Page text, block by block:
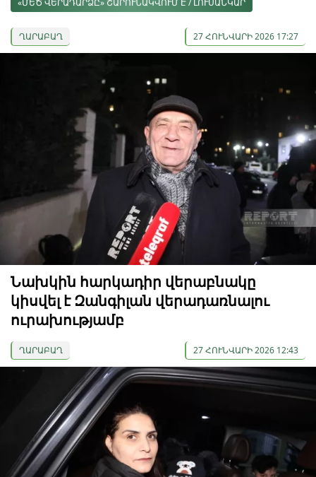
«ՄԵԾ ՎԵՐԱԴԱՐՁԸ» ՇԱՐՈՒՆԱԿՎՈՒՄ Է / ԼՈՒՍԱՆԿԱՐ
ՂԱՐԱԲԱՂ 27 ՀՈՒՆՎԱՐԻ 2026 17:27
Նախկին հարկադիր վերաբնակը
կիսվել է Զանգիլան վերադառնալու
ուրախությամբ
ՂԱՐԱԲԱՂ 27 ՀՈՒՆՎԱՐԻ 2026 12:43